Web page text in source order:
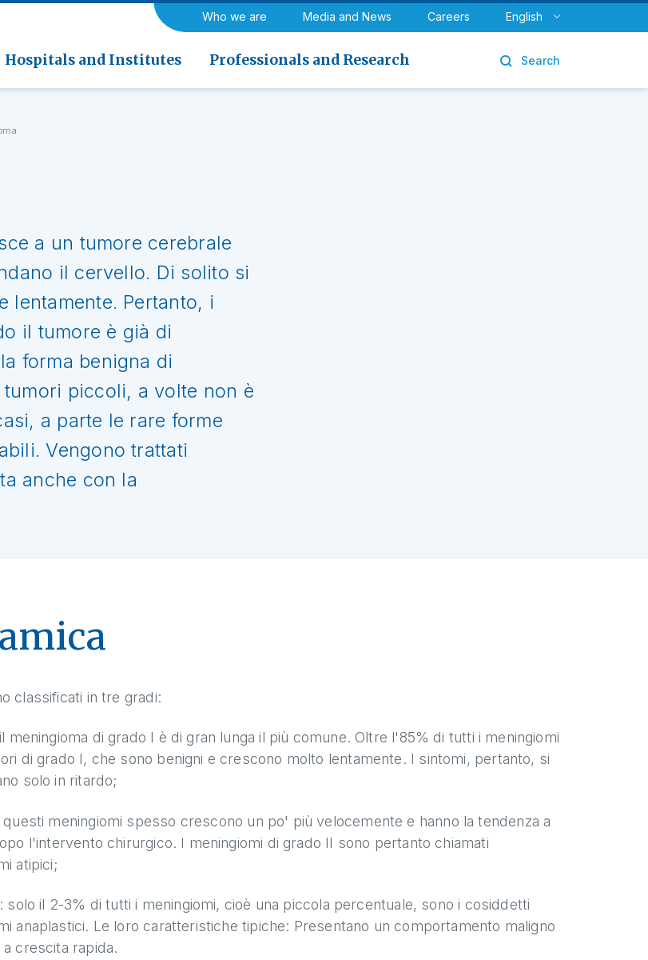
Who we are Media and News Careers English
Hospitals and Institutes Professionals and Research Search
Rehabilitation medicine
Neurology and Neurosurgery Urology
EOC, Novaggio
a un tumore cerebrale
il cervello. Di solito si
lentamente. Pertanto, i
il tumore è già di
forma benigna di
piccoli, a volte non è
a parte le rare forme
Vengono trattati
anche con la
classificati in tre gradi:
meningioma di grado I è di gran lunga il più comune. Oltre l'85% di tutti i meningiomi
di grado I, che sono benigni e crescono molto lentamente. I sintomi, pertanto, si
solo in ritardo;
questi meningiomi spesso crescono un po' più velocemente e hanno la tendenza a
l'intervento chirurgico. I meningiomi di grado II sono pertanto chiamati
atipici;
: solo il 2-3% di tutti i meningiomi, cioè una piccola percentuale, sono i cosiddetti
anaplastici. Le loro caratteristiche tipiche: Presentano un comportamento maligno
crescita rapida.